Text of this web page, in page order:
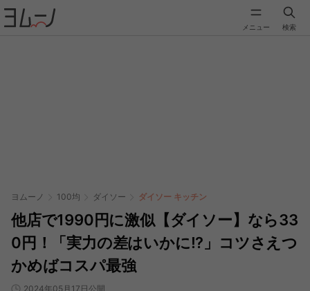
メニュー 検索
ヨムーノ 100均 ダイソー ダイソー キッチン
他店で1990円に激似【ダイソー】なら33
0円！「実力の差はいかに!?」コツさえつ
かめばコスパ最強
2024年05月17日公開